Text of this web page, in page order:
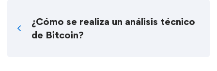
¿Cómo se realiza un análisis técnico
de Bitcoin?